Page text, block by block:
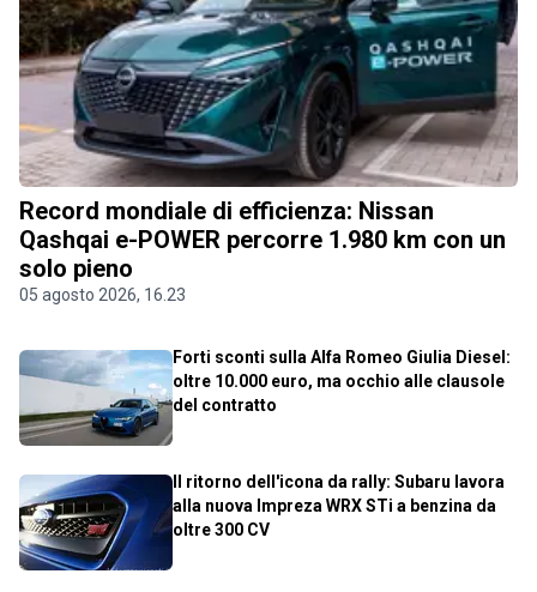
Record mondiale di efficienza: Nissan
Qashqai e-POWER percorre 1.980 km con un
solo pieno
05 agosto 2026, 16.23
Forti sconti sulla Alfa Romeo Giulia Diesel:
oltre 10.000 euro, ma occhio alle clausole
del contratto
Il ritorno dell'icona da rally: Subaru lavora
alla nuova Impreza WRX STi a benzina da
oltre 300 CV